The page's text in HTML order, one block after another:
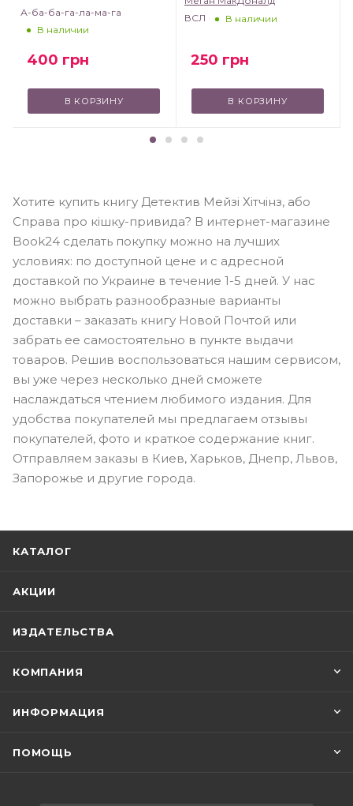
А-ба-ба-га-ла-ма-га
В наличии
400 грн
В КОРЗИНУ
ВСЛ
В наличии
250 грн
В КОРЗИНУ
Хотите купить книгу Детектив Мейзі Хітчінз, або
Справа про кішку-привида? В интернет-магазине
Book24 сделать покупку можно на лучших
условиях: по доступной цене и с адресной
доставкой по Украине в течение 1-5 дней. У нас
можно выбрать разнообразные варианты
доставки – заказать книгу Новой Почтой или
забрать ее самостоятельно в пункте выдачи
товаров. Решив воспользоваться нашим сервисом,
вы уже через несколько дней сможете
наслаждаться чтением любимого издания. Для
удобства покупателей мы предлагаем отзывы
покупателей, фото и краткое содержание книг.
Отправляем заказы в Киев, Харьков, Днепр, Львов,
Запорожье и другие города.
КАТАЛОГ
АКЦИИ
ИЗДАТЕЛЬСТВА
КОМПАНИЯ
ИНФОРМАЦИЯ
ПОМОЩЬ